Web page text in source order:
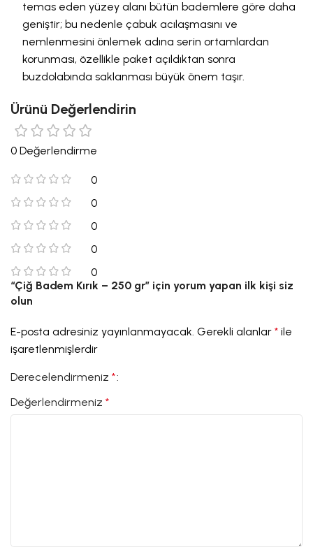
temas eden yüzey alanı bütün bademlere göre daha
geniştir; bu nedenle çabuk acılaşmasını ve
nemlenmesini önlemek adına serin ortamlardan
korunması, özellikle paket açıldıktan sonra
buzdolabında saklanması büyük önem taşır.
Ürünü Değerlendirin
0 Değerlendirme
0
0
0
0
0
“Çiğ Badem Kırık – 250 gr” için yorum yapan ilk kişi siz
olun
E-posta adresiniz yayınlanmayacak. Gerekli alanlar* ile
işaretlenmişlerdir
Derecelendirmeniz*
Değerlendirmeniz*